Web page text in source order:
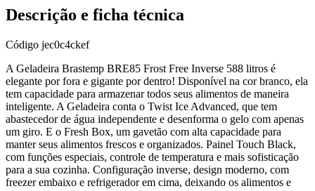
Descrição e ficha técnica
Código jec0c4ckef
A Geladeira Brastemp BRE85 Frost Free Inverse 588 litros é
elegante por fora e gigante por dentro! Disponível na cor branco, ela
tem capacidade para armazenar todos seus alimentos de maneira
inteligente. A Geladeira conta o Twist Ice Advanced, que tem
abastecedor de água independente e desenforma o gelo com apenas
um giro. E o Fresh Box, um gavetão com alta capacidade para
manter seus alimentos frescos e organizados. Painel Touch Black,
com funções especiais, controle de temperatura e mais sofisticação
para a sua cozinha. Configuração inverse, design moderno, com
freezer embaixo e refrigerador em cima, deixando os alimentos e